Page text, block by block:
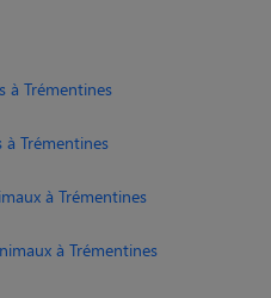
à Trémentines
à Trémentines
à Trémentines
à Trémentines